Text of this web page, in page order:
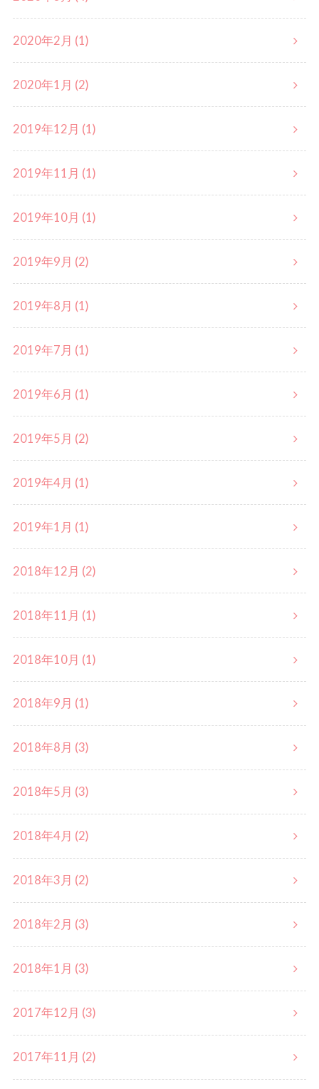
2020年2月 (1)
2020年1月 (2)
2019年12月 (1)
2019年11月 (1)
2019年10月 (1)
2019年9月 (2)
2019年8月 (1)
2019年7月 (1)
2019年6月 (1)
2019年5月 (2)
2019年4月 (1)
2019年1月 (1)
2018年12月 (2)
2018年11月 (1)
2018年10月 (1)
2018年9月 (1)
2018年8月 (3)
2018年5月 (3)
2018年4月 (2)
2018年3月 (2)
2018年2月 (3)
2018年1月 (3)
2017年12月 (3)
2017年11月 (2)